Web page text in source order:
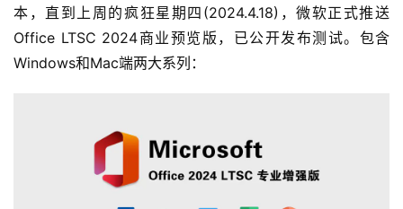
本，直到上周的疯狂星期四(2024.4.18)，微软正式推送
Office LTSC 2024商业预览版，已公开发布测试。包含
Windows和Mac端两大系列：